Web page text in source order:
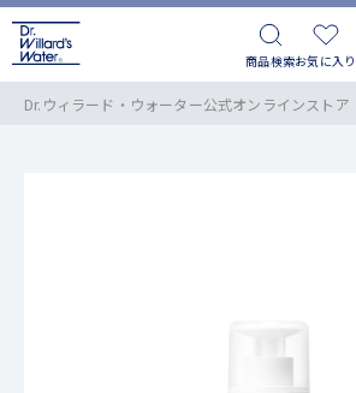
商品検索お気に入り
Dr.ウィラード・ウォーター公式オンラインストア